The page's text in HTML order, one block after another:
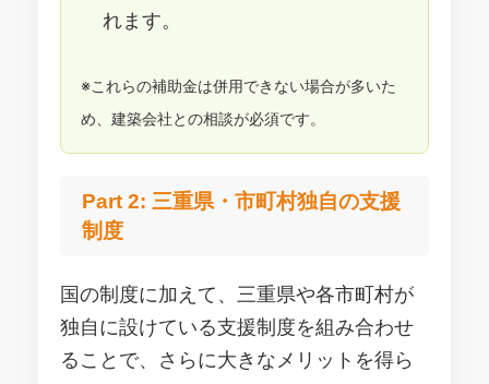
れます。
※これらの補助金は併用できない場合が多いた
め、建築会社との相談が必須です。
Part 2: 三重県・市町村独自の支援
制度
国の制度に加えて、三重県や各市町村が
独自に設けている支援制度を組み合わせ
ることで、さらに大きなメリットを得ら